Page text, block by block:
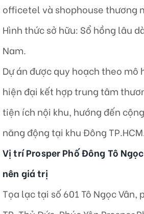
officetel và shophouse thương
Hình thức sở hữu: Sổ hồng lâu
Nam.
Dự án được quy hoạch theo mô
hiện đại kết hợp trung tâm
tiện ích nội khu, hướng đến
năng động tại khu Đông
Vị trí Prosper Phố Đông Tô
nên giá trị
Tọa lạc tại số 601 Tô Ngọc Vân,